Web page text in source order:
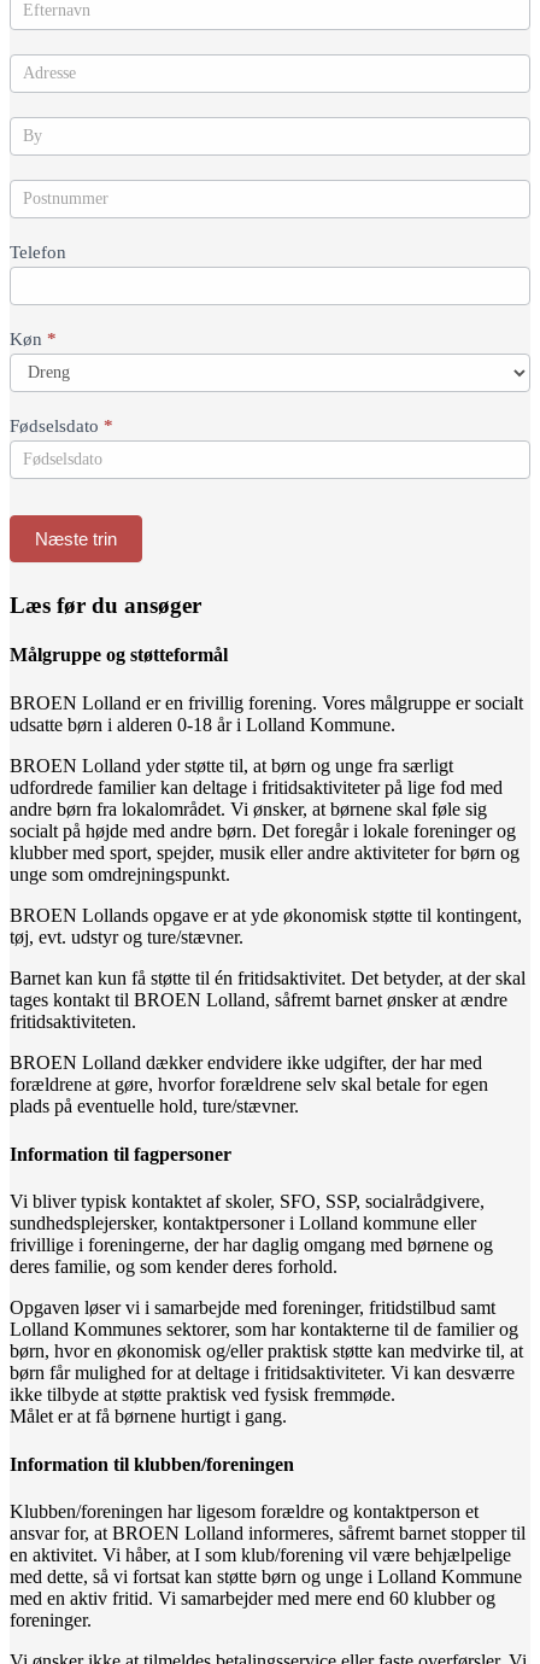
Telefon
Køn *
Fødselsdato *
Næste trin
Læs før du ansøger
Målgruppe og støtteformål
BROEN Lolland er en frivillig forening. Vores målgruppe er socialt
udsatte børn i alderen 0-18 år i Lolland Kommune.
BROEN Lolland yder støtte til, at børn og unge fra særligt
udfordrede familier kan deltage i fritidsaktiviteter på lige fod med
andre børn fra lokalområdet. Vi ønsker, at børnene skal føle sig
socialt på højde med andre børn. Det foregår i lokale foreninger og
klubber med sport, spejder, musik eller andre aktiviteter for børn og
unge som omdrejningspunkt.
BROEN Lollands opgave er at yde økonomisk støtte til kontingent,
tøj, evt. udstyr og ture/stævner.
Barnet kan kun få støtte til én fritidsaktivitet. Det betyder, at der skal
tages kontakt til BROEN Lolland, såfremt barnet ønsker at ændre
fritidsaktiviteten.
BROEN Lolland dækker endvidere ikke udgifter, der har med
forældrene at gøre, hvorfor forældrene selv skal betale for egen
plads på eventuelle hold, ture/stævner.
Information til fagpersoner
Vi bliver typisk kontaktet af skoler, SFO, SSP, socialrådgivere,
sundhedsplejersker, kontaktpersoner i Lolland kommune eller
frivillige i foreningerne, der har daglig omgang med børnene og
deres familie, og som kender deres forhold.
Opgaven løser vi i samarbejde med foreninger, fritidstilbud samt
Lolland Kommunes sektorer, som har kontakterne til de familier og
børn, hvor en økonomisk og/eller praktisk støtte kan medvirke til, at
børn får mulighed for at deltage i fritidsaktiviteter. Vi kan desværre
ikke tilbyde at støtte praktisk ved fysisk fremmøde.
Målet er at få børnene hurtigt i gang.
Information til klubben/foreningen
Klubben/foreningen har ligesom forældre og kontaktperson et
ansvar for, at BROEN Lolland informeres, såfremt barnet stopper til
en aktivitet. Vi håber, at I som klub/forening vil være behjælpelige
med dette, så vi fortsat kan støtte børn og unge i Lolland Kommune
med en aktiv fritid. Vi samarbejder med mere end 60 klubber og
foreninger.